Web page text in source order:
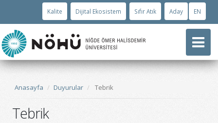
Kalite Dijital Ekosistem Sıfır Atık Aday EN
Anasayfa Duyurular Tebrik
Tebrik